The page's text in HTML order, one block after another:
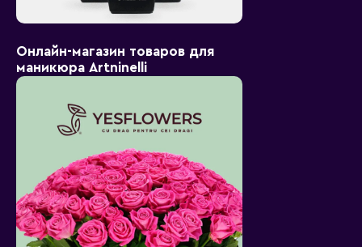
Онлайн-магазин товаров для
маникюра Artninelli